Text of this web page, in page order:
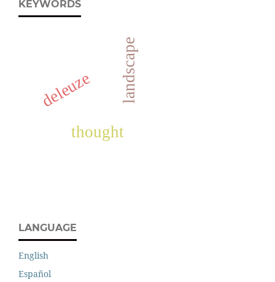
KEYWORDS
deleuze landscape
thought
LANGUAGE
English
Español